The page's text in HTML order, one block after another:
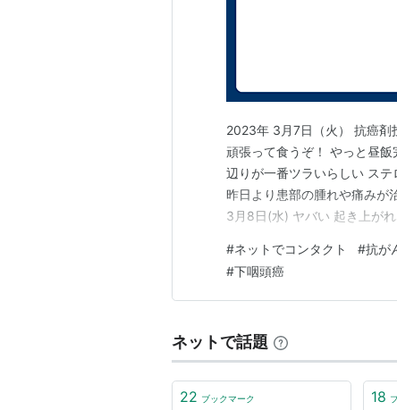
2023年 3月7日（火） 抗癌剤
頑張って食うぞ！ やっと昼
辺りが一番ツラいらしい ス
昨日より患部の腫れや痛みが
3月8日(水) ヤバい 起き上が
いると信じよう 3月9日(木)
て30分…
#ネットでコンタクト #抗が
#下咽頭癌
ネットで話題
22 ブックマーク 18